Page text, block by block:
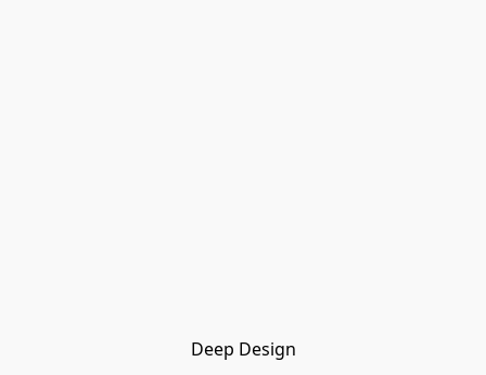
Deep Design